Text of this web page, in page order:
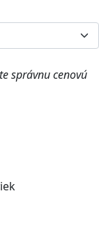
správnu cenovú